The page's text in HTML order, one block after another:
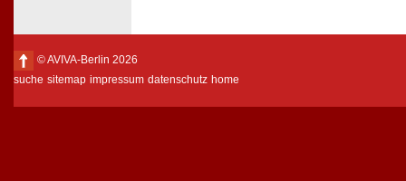
© AVIVA-Berlin 2026
suche sitemap impressum datenschutz home